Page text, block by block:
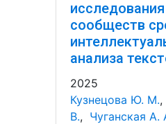
сообществ
анализа
2025
Кузнецова Ю. М.,
В., Чуганская А.